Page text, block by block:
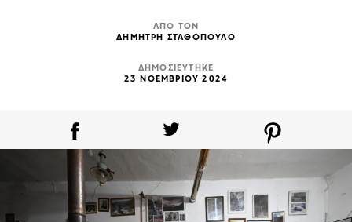
ΑΠΟ ΤΟΝ
ΔΗΜΗΤΡΗ ΣΤΑΘΟΠΟΥΛΟ
ΔΗΜΟΣΙΕΥΤΗΚΕ
23 ΝΟΕΜΒΡΙΟΥ 2024